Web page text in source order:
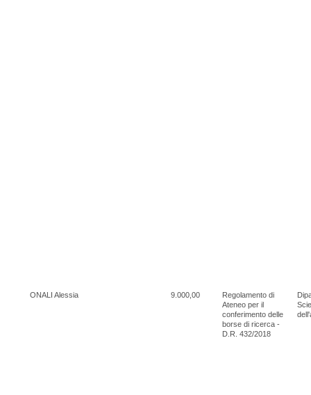
ONALI Alessia 9.000,00
Regolamento di
Ateneo per il
conferimento delle
borse di ricerca -
D.R. 432/2018